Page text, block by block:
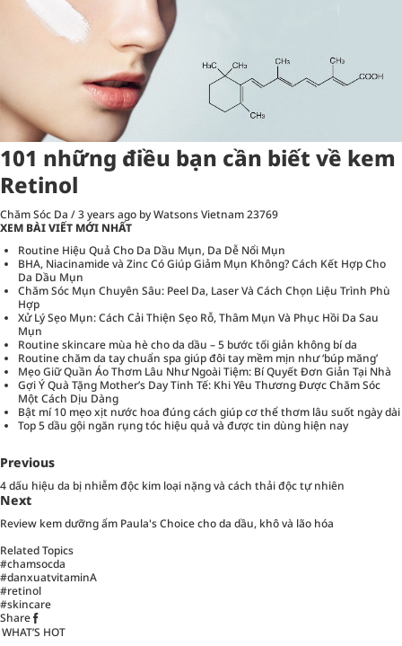
101 những điều bạn cần biết về kem
Retinol
Chăm Sóc Da /3 years ago by Watsons Vietnam23769
XEM BÀI VIẾT MỚI NHẤT
Routine Hiệu Quả Cho Da Dầu Mụn, Da Dễ Nổi Mụn
BHA, Niacinamide và Zinc Có Giúp Giảm Mụn Không? Cách Kết Hợp Cho
Da Dầu Mụn
Chăm Sóc Mụn Chuyên Sâu: Peel Da, Laser Và Cách Chọn Liệu Trình Phù
Hợp
Xử Lý Sẹo Mụn: Cách Cải Thiện Sẹo Rỗ, Thâm Mụn Và Phục Hồi Da Sau
Mụn
Routine skincare mùa hè cho da dầu – 5 bước tối giản không bí da
Routine chăm da tay chuẩn spa giúp đôi tay mềm mịn như ‘búp măng’
Mẹo Giữ Quần Áo Thơm Lâu Như Ngoài Tiệm: Bí Quyết Đơn Giản Tại Nhà
Gợi Ý Quà Tặng Mother’s Day Tinh Tế: Khi Yêu Thương Được Chăm Sóc
Một Cách Dịu Dàng
Bật mí 10 mẹo xịt nước hoa đúng cách giúp cơ thể thơm lâu suốt ngày dài
Top 5 dầu gội ngăn rụng tóc hiệu quả và được tin dùng hiện nay
Previous
4 dấu hiệu da bị nhiễm độc kim loại nặng và cách thải độc tự nhiên
Next
Review kem dưỡng ẩm Paula's Choice cho da dầu, khô và lão hóa
Related Topics
#chamsocda
#danxuatvitaminA
#retinol
#skincare
Share
WHAT’S HOT